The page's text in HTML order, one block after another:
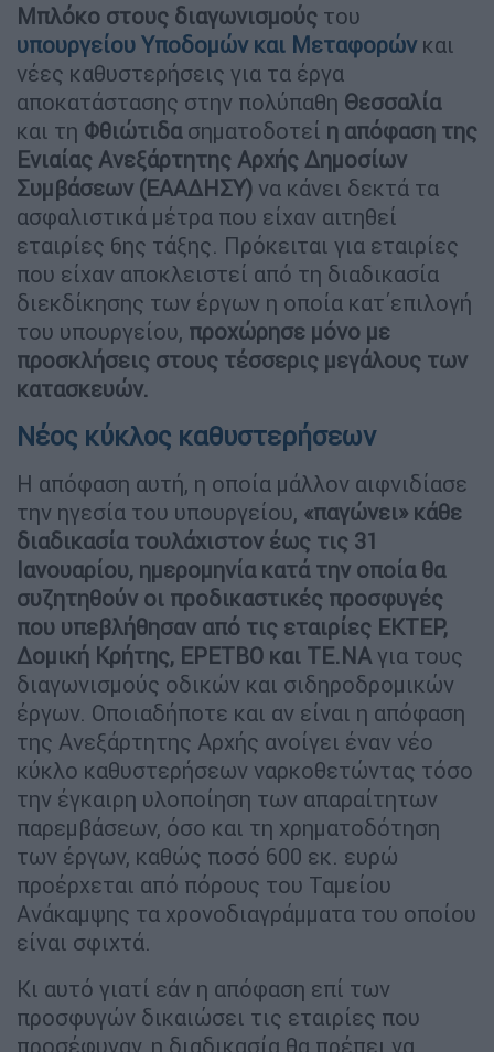
Μπλόκο στους διαγωνισμούς του
υπουργείου Υποδομών και Μεταφορών και
νέες καθυστερήσεις για τα έργα
αποκατάστασης στην πολύπαθη Θεσσαλία
και τη Φθιώτιδασηματοδοτεί η απόφαση της
Ενιαίας Ανεξάρτητης Αρχής Δημοσίων
Συμβάσεων (ΕΑΑΔΗΣΥ) να κάνει δεκτά τα
ασφαλιστικά μέτρα που είχαν αιτηθεί
εταιρίες 6ης τάξης. Πρόκειται για εταιρίες
που είχαν αποκλειστεί από τη διαδικασία
διεκδίκησης των έργων η οποία κατ΄επιλογή
του υπουργείου, προχώρησε μόνο με
προσκλήσεις στους τέσσερις μεγάλους των
κατασκευών.
Νέος κύκλος καθυστερήσεων
Η απόφαση αυτή, η οποία μάλλον αιφνιδίασε
την ηγεσία του υπουργείου, «παγώνει» κάθε
διαδικασία τουλάχιστον έως τις 31
Ιανουαρίου, ημερομηνία κατά την οποία θα
συζητηθούν οι προδικαστικές προσφυγές
που υπεβλήθησαν από τις εταιρίες ΕΚΤΕΡ,
Δομική Κρήτης, ΕΡΕΤΒΟ και ΤΕ.ΝΑ για τους
διαγωνισμούς οδικών και σιδηροδρομικών
έργων. Οποιαδήποτε και αν είναι η απόφαση
της Ανεξάρτητης Αρχής ανοίγει έναν νέο
κύκλο καθυστερήσεων ναρκοθετώντας τόσο
την έγκαιρη υλοποίηση των απαραίτητων
παρεμβάσεων, όσο και τη χρηματοδότηση
των έργων, καθώς ποσό 600 εκ. ευρώ
προέρχεται από πόρους του Ταμείου
Ανάκαμψης τα χρονοδιαγράμματα του οποίου
είναι σφιχτά.
Κι αυτό γιατί εάν η απόφαση επί των
προσφυγών δικαιώσει τις εταιρίες που
προσέφυγαν, η διαδικασία θα πρέπει να